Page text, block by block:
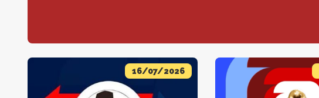
16/07/2026